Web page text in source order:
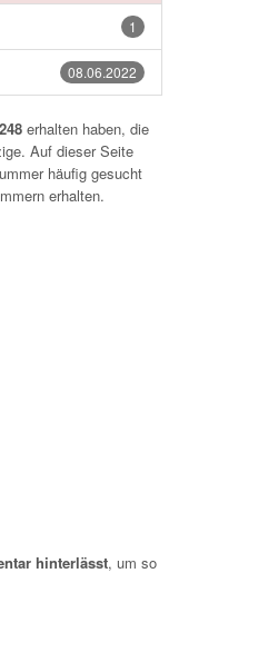
1
08.06.2022
erhalten haben, die
Auf dieser Seite
häufig gesucht
erhalten.
hinterlässt, um so